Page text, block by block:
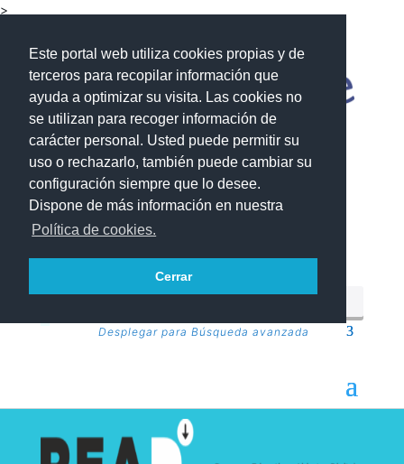
Este portal web utiliza cookies propias y de
terceros para recopilar información que
ayuda a optimizar su visita. Las cookies no
se utilizan para recoger información de
carácter personal. Usted puede permitir su
uso o rechazarlo, también puede cambiar su
configuración siempre que lo desee.
Dispone de más información en nuestra
Política de cookies.
Cerrar
>
Desplegar para Búsqueda avanzada